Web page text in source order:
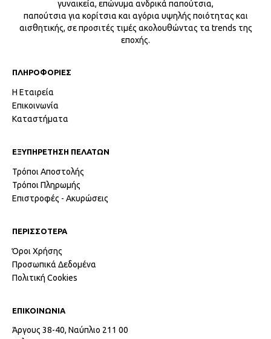
γυναικεία, επώνυμα ανδρικά παπούτσια,
παπούτσια για κορίτσια και αγόρια υψηλής ποιότητας και
αισθητικής, σε προσιτές τιμές ακολουθώντας τα trends της
εποχής.
ΠΛΗΡΟΦΟΡΙΕΣ
Η Εταιρεία
Επικοινωνία
Καταστήματα
ΕΞΥΠΗΡΕΤΗΣΗ ΠΕΛΑΤΩΝ
Τρόποι Αποστολής
Τρόποι Πληρωμής
Επιστροφές - Ακυρώσεις
ΠΕΡΙΣΣΟΤΕΡΑ
Όροι Χρήσης
Προσωπικά Δεδομένα
Πολιτική Cookies
ΕΠΙΚΟΙΝΩΝΙΑ
Άργους 38-40, Ναύπλιο 211 00